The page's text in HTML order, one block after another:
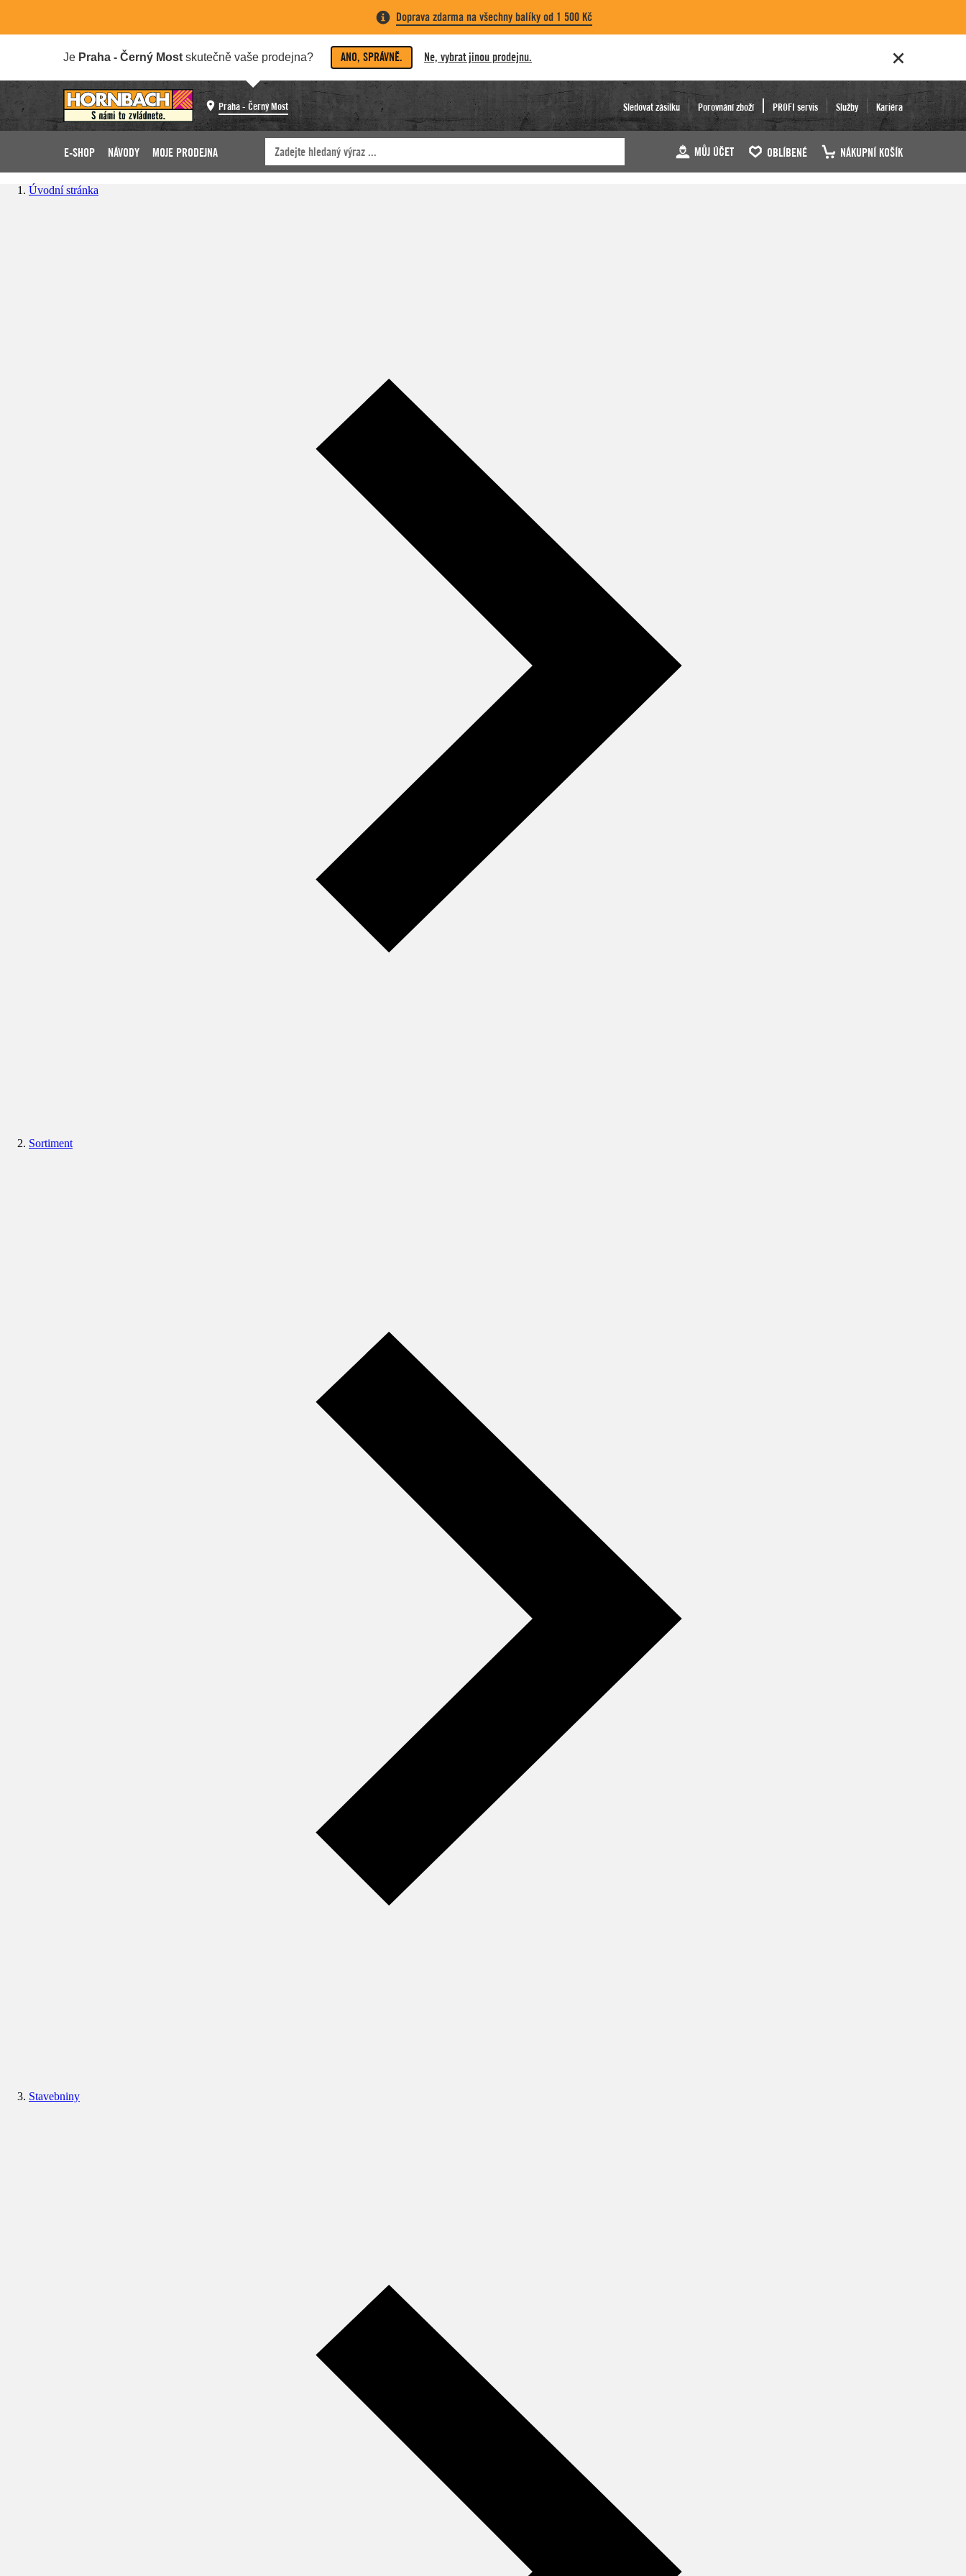
Doprava zdarma na všechny balíky od 1 500 Kč
Je Praha - Černý Most skutečně vaše prodejna? ANO, SPRÁVNĚ. Ne, vybrat jinou prodejnu.
Praha - Černý Most Sledovat zásilku Porovnání zboží PROFI servis Služby Kariéra
E-SHOP NÁVODY MOJE PRODEJNA MŮJ ÚČET OBLÍBENÉ NÁKUPNÍ KOŠÍK
Úvodní stránka
Sortiment
Stavebniny